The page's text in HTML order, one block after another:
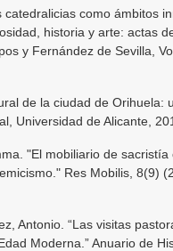
como ámbitos
historia y arte: actas
y Fernández de Sevilla,
de la ciudad de Orihuela:
Universidad de Alicante,
"El mobiliario de
Res Mobilis, 8(9)
Antonio. “Las visitas
Moderna.” Anuario de